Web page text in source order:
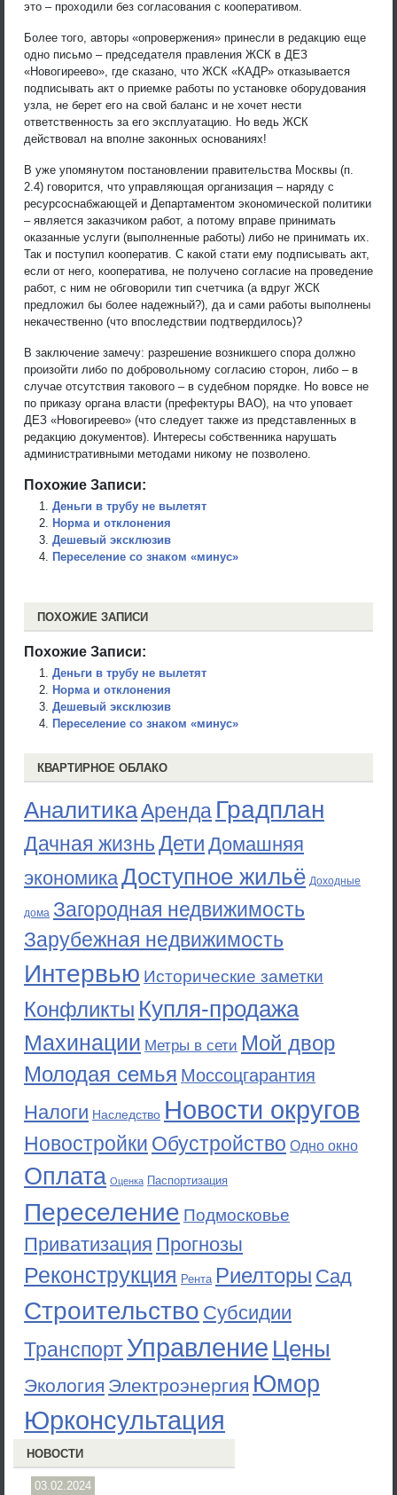
это – проходили без согласования с кооперативом.
Более того, авторы «опровержения» принесли в редакцию еще
одно письмо – председателя правления ЖСК в ДЕЗ
«Новогиреево», где сказано, что ЖСК «КАДР» отказывается
подписывать акт о приемке работы по установке оборудования
узла, не берет его на свой баланс и не хочет нести
ответственность за его эксплуатацию. Но ведь ЖСК
действовал на вполне законных основаниях!
В уже упомянутом постановлении правительства Москвы (п.
2.4) говорится, что управляющая организация – наряду с
ресурсоснабжающей и Департаментом экономической политики
– является заказчиком работ, а потому вправе принимать
оказанные услуги (выполненные работы) либо не принимать их.
Так и поступил кооператив. С какой стати ему подписывать акт,
если от него, кооператива, не получено согласие на проведение
работ, с ним не обговорили тип счетчика (а вдруг ЖСК
предложил бы более надежный?), да и сами работы выполнены
некачественно (что впоследствии подтвердилось)?
В заключение замечу: разрешение возникшего спора должно
произойти либо по добровольному согласию сторон, либо – в
случае отсутствия такового – в судебном порядке. Но вовсе не
по приказу органа власти (префектуры ВАО), на что уповает
ДЕЗ «Новогиреево» (что следует также из представленных в
редакцию документов). Интересы собственника нарушать
административными методами никому не позволено.
Похожие Записи:
Деньги в трубу не вылетят
Норма и отклонения
Дешевый эксклюзив
Переселение со знаком «минус»
ПОХОЖИЕ ЗАПИСИ
Похожие Записи:
Деньги в трубу не вылетят
Норма и отклонения
Дешевый эксклюзив
Переселение со знаком «минус»
КВАРТИРНОЕ ОБЛАКО
АналитикаАренда Градплан
Дачная жизньДети Домашняя
экономикаДоступное жильё Доходные
дома Загородная недвижимость
Зарубежная недвижимость
Интервью Исторические заметки
Конфликты Купля-продажа
Махинации Метры в сети Мой двор
Молодая семья Моссоцгарантия
Налоги Наследство Новости округов
Новостройки Обустройство Одно окно
Оплата Оценка Паспортизация
Переселение Подмосковье
Приватизация Прогнозы
Реконструкция Рента Риелторы Сад
Строительство Субсидии
ТранспортУправление Цены
Экология Электроэнергия Юмор
Юрконсультация
НОВОСТИ
03.02.2024